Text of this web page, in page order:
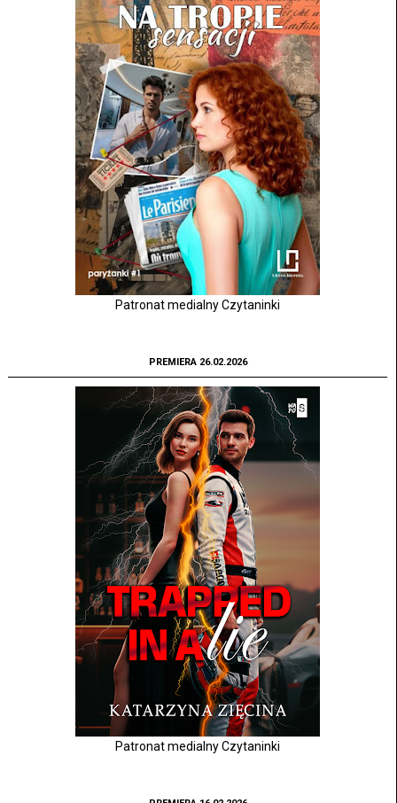
Patronat medialny Czytaninki
PREMIERA 26.02.2026
Patronat medialny Czytaninki